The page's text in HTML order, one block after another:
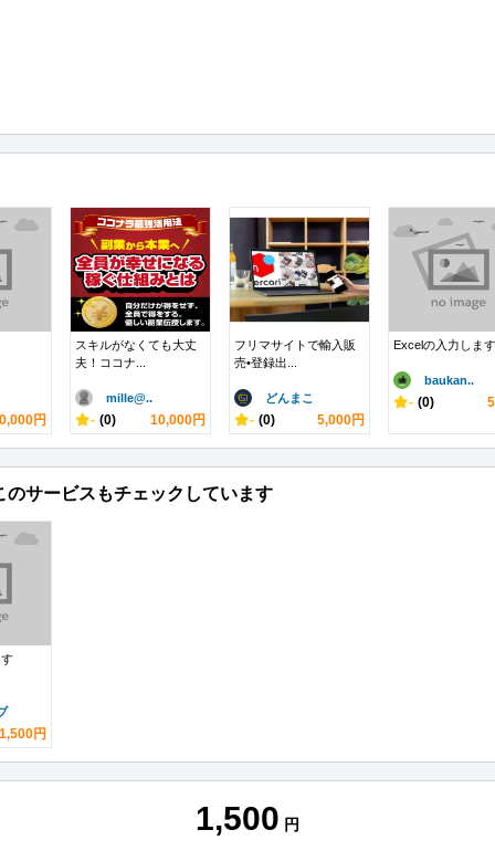
円
スキルがなくても大丈
夫！ココナ...
mille@..
- (0) 10,000円
フリマサイトで輸入販
売•登録出...
どんまこ
- (0) 5,000円
Excelの入力します
baukan..
- (0)
サービスもチェックしています
1,500円
1,500 円